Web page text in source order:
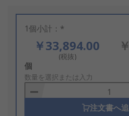
1個小計：*
￥33,894.00
(税抜)
Add
to
Basket
個
数量を選択または入力
注文書へ